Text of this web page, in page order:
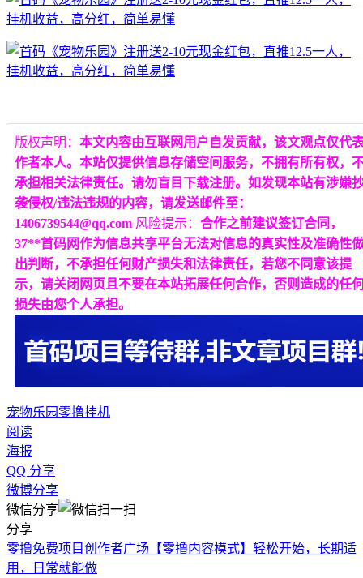
版权声明： 本文内容由互联网用户自发贡献，该文观点仅代
作者本人。本站仅提供信息存储空间服务，不拥有所有权，
承担相关法律责任。请勿盲目下载注册。如发现本站有涉嫌
袭侵权/违法违规的内容，请发送邮件至：
1406739544@qq.com 风险提示： 合作之前建议签订合同，
37**首码网作为信息共享平台无法对信息的真实性及准确性
出判断，不承担任何财产损失和法律责任，若您不同意该提
示，请关闭网页且不要在本站拓展任何合作，否则造成的任
损失由您个人承担。
宠物乐园零撸挂机
阅读
海报
QQ 分享
微博分享
微信分享
分享
零撸免费项目创作者广场【零撸内容模式】轻松开始，长期适
用，日常就能做